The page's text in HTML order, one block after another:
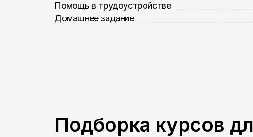
Помощь в трудоустройстве
Домашнее задание
Подборка курсов